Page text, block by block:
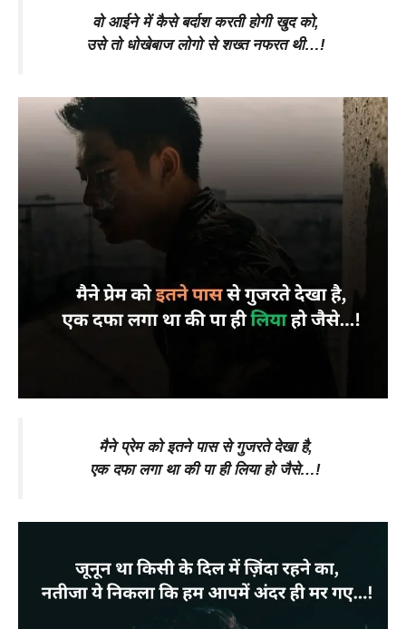
वो आईने में कैसे बर्दाश करती होगी खुद को,
उसे तो धोखेबाज लोगो से शख्त नफरत थी…!
मैने प्रेम को इतने पास से गुजरते देखा है,
एक दफा लगा था की पा ही लिया हो जैसे…!